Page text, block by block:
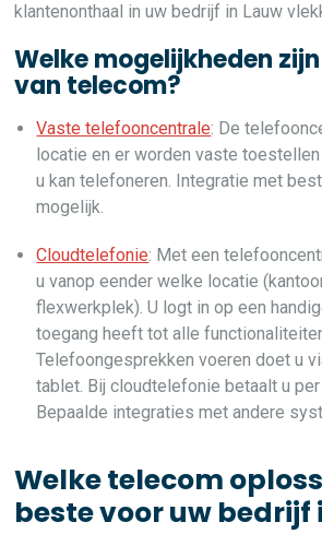
klantenonthaal in uw bedrijf in Lauw
Welke mogelijkheden
van telecom?
Vaste telefooncentrale: De
locatie en er worden vaste
u kan telefoneren. Integratie met
mogelijk.
Cloudtelefonie: Met een
u vanop eender welke locatie
flexwerkplek). U logt in op een
toegang heeft tot alle
Telefoongesprekken voeren doet u
tablet. Bij cloudtelefonie betaalt u per
Bepaalde integraties met andere
Welke telecom
beste voor uw bedrijf